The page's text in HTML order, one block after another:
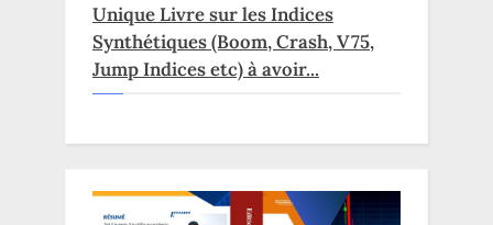
Unique Livre sur les Indices
Synthétiques (Boom, Crash, V75,
Jump Indices etc) à avoir...